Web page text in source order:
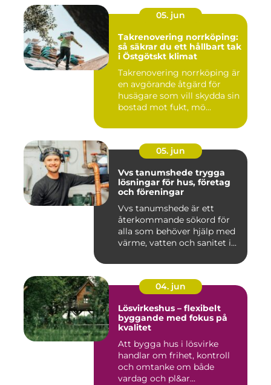
05. jun
Takrenovering norrköping:
så säkrar du ett hållbart tak
i Östgötskt klimat
Takrenovering norrköping är
en avgörande åtgärd för
husägare som vill skydda sin
bostad mot fukt, mö...
05. jun
Vvs tanumshede trygga
lösningar för hus, företag
och föreningar
Vvs tanumshede är ett
återkommande sökord för
alla som behöver hjälp med
värme, vatten och sanitet i...
04. jun
Lösvirkeshus – flexibelt
byggande med fokus på
kvalitet
Att bygga hus i lösvirke
handlar om frihet, kontroll
och omtanke om både
vardag och pl&ar...